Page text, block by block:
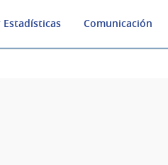
Estadísticas Comunicación